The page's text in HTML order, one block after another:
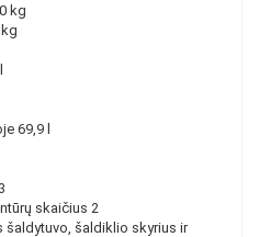
kg
69,9 l
3
skaičius 2
šaldytuvo, šaldiklio skyrius ir